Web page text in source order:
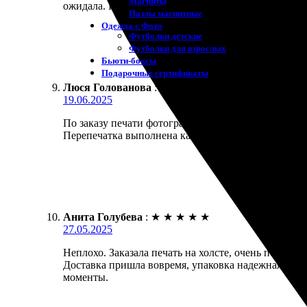
Пазлы магнитные
Одежда с Фото
Футболки детские
Футболки для взрослых
Бьюти-боксы
Подарочные сертификаты
ожидала. Качество печати на высоте, цвета яркие
Люся Голованова :
19.06.2025
По заказу печати фотографии на холсте осталась
Перепечатка выполнена качественно, цвета
Анита Голубева : ★ ★ ★ ★ ★
27.05.2025
Неплохо. Заказала печать на холсте, очень
Доставка пришла вовремя, упаковка надежная.
моменты.